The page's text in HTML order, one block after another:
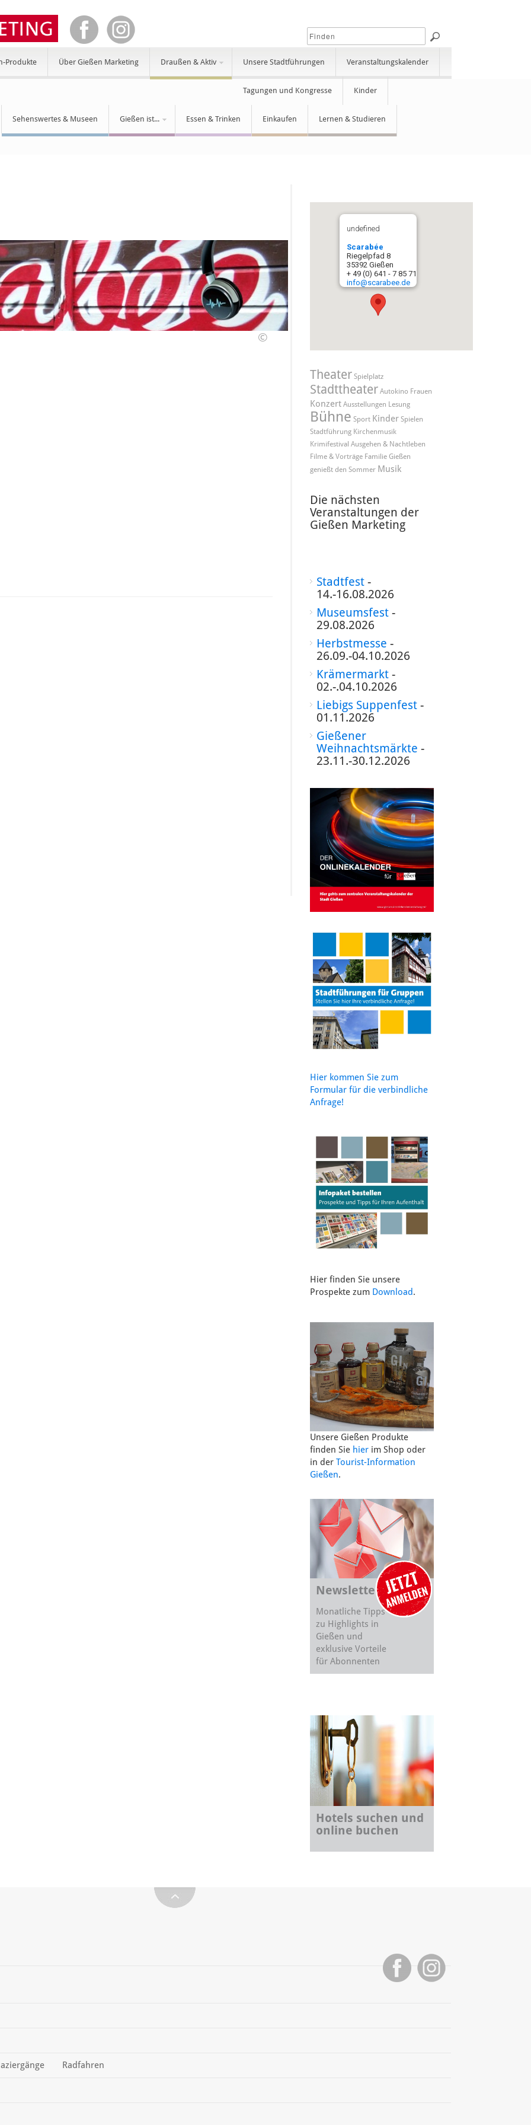
Produkte Über Gießen Marketing Draußen & Aktiv Unsere Stadtführungen Veranstaltungskalender
Tagungen und Kongresse Kinder
Sehenswertes & Museen Gießen ist... Essen & Trinken Einkaufen Lernen & Studieren
©
undefined
Scarabée
Riegelpfad 8
35392 Gießen
+ 49 (0) 641 - 7 85 71
info@scarabee.de
Theater Spielplatz
Stadttheater Autokino Frauen
Konzert Ausstellungen Lesung
Bühne Sport Kinder Spielen
Stadtführung Kirchenmusik
Krimifestival Ausgehen & Nachtleben
Filme & Vorträge Familie Gießen
genießt den Sommer Musik
Die nächsten
Veranstaltungen der
Gießen Marketing
Stadtfest-
14.-16.08.2026
Museumsfest-
29.08.2026
Herbstmesse -
26.09.-04.10.2026
Krämermarkt-
02.-.04.10.2026
Liebigs Suppenfest-
01.11.2026
Gießener
Weihnachtsmärkte -
23.11.-30.12.2026
Hier kommen Sie zum
Formular für die verbindliche
Anfrage!
Hier finden Sie unsere
Prospekte zum Download.
Unsere Gießen Produkte
finden Sie hierim Shop oder
in der Tourist-Information
Gießen.
Newsletter
Monatliche Tipps
zu Highlights in
Gießen und
exklusive Vorteile
für Abonnenten
Hotels suchen und
online buchen
Radfahren